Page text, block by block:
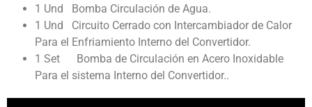
1 Und Bomba Circulación de Agua.
1 Und Circuito Cerrado con Intercambiador de Calor
Para el Enfriamiento Interno del Convertidor.
1 Set Bomba de Circulación en Acero Inoxidable
Para el sistema Interno del Convertidor..